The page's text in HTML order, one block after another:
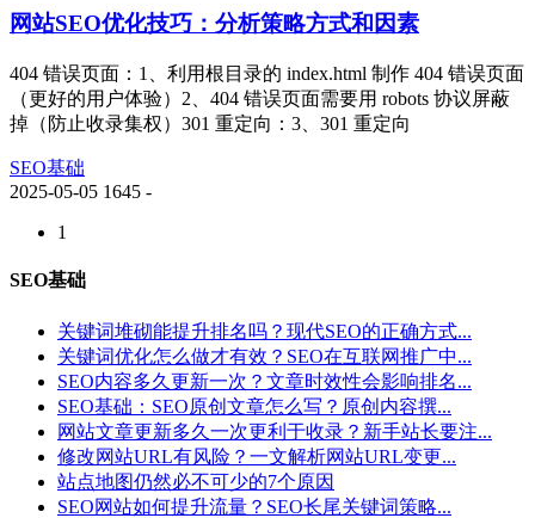
网站SEO优化技巧：分析策略方式和因素
404 错误页面：1、利用根目录的 index.html 制作 404 错误页面
（更好的用户体验）2、404 错误页面需要用 robots 协议屏蔽
掉（防止收录集权）301 重定向：3、301 重定向
SEO基础
2025-05-05 1645 -
1
SEO基础
关键词堆砌能提升排名吗？现代SEO的正确方式...
关键词优化怎么做才有效？SEO在互联网推广中...
SEO内容多久更新一次？文章时效性会影响排名...
SEO基础：SEO原创文章怎么写？原创内容撰...
网站文章更新多久一次更利于收录？新手站长要注...
修改网站URL有风险？一文解析网站URL变更...
站点地图仍然必不可少的7个原因
SEO网站如何提升流量？SEO长尾关键词策略...